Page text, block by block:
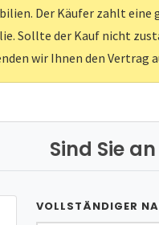
Der Käufer zahlt eine
Sollte der Kauf nicht
wir Ihnen den Vertrag
Sind Sie
VOLLSTÄNDIGER